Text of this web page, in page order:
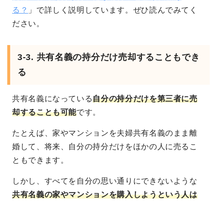
る？ 」で詳しく説明しています。ぜひ読んでみてく
ださい。
3-3. 共有名義の持分だけ売却することもでき
る
共有名義になっている自分の持分だけを第三者に売
却することも可能です。
たとえば、家やマンションを夫婦共有名義のまま離
婚して、将来、自分の持分だけをほかの人に売るこ
ともできます。
しかし、すべてを自分の思い通りにできないような
共有名義の家やマンションを購入しようという人は